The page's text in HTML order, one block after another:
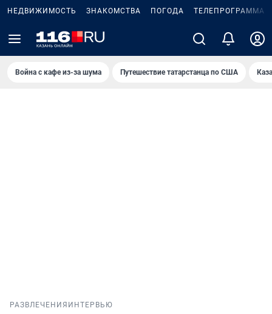
НЕДВИЖИМОСТЬ ЗНАКОМСТВА ПОГОДА ТЕЛЕПРОГРАММА
Война с кафе из-за шума Путешествие татарстанца по США
РАЗВЛЕЧЕНИЯ ИНТЕРВЬЮ